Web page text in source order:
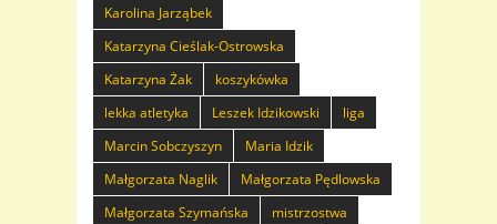
Karolina Jarząbek
Katarzyna Cieślak-Ostrowska
Katarzyna Żak
koszykówka
lekka atletyka
Leszek Idzikowski
liga
Marcin Sobczyszyn
Maria Idzik
Małgorzata Naglik
Małgorzata Pędlowska
Małgorzata Szymańska
mistrzostwa